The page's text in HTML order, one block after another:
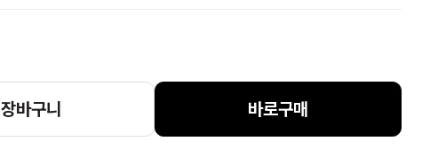
장바구니 바로구매